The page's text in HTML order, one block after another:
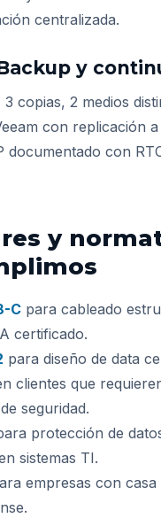
centralizada.
y
3 copias, 2 medios
con replicación
documentado con
y
C para cableado
certificado.
para diseño de data
clientes que
seguridad.
protección de
sistemas TI.
empresas con casa